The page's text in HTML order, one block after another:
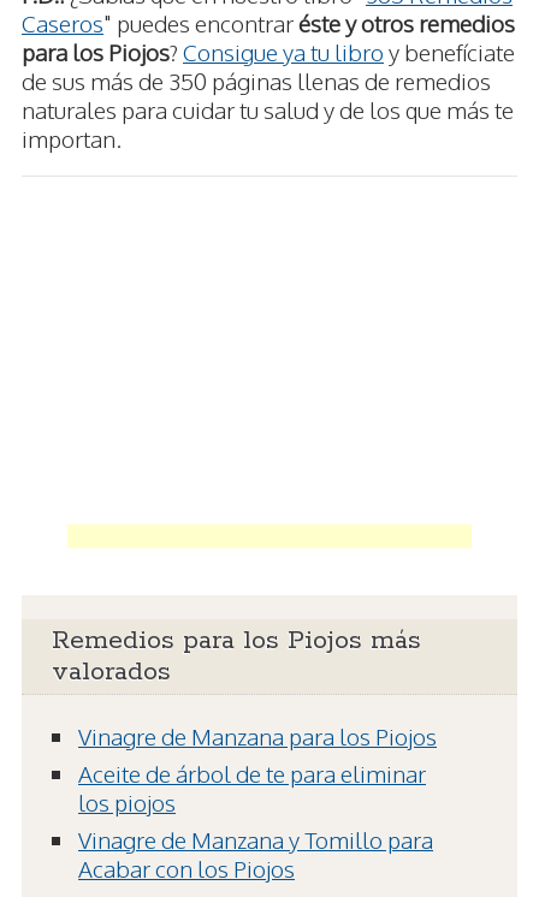
Caseros" puedes encontraréste y otros remedios
para los Piojos? Consigue ya tu libro y benefíciate
de sus más de 350 páginas llenas de remedios
naturales para cuidar tu salud y de los que más te
importan.
Remedios para los Piojos más
valorados
Vinagre de Manzana para los Piojos
Aceite de árbol de te para eliminar
los piojos
Vinagre de Manzana y Tomillo para
Acabar con los Piojos